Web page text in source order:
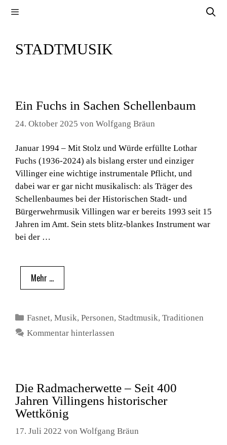
STADTMUSIK
Ein Fuchs in Sachen Schellenbaum
24. Oktober 2025 von Wolfgang Bräun
Januar 1994 – Mit Stolz und Würde erfüllte Lothar
Fuchs (1936-2024) als bislang erster und einziger
Villinger eine wichtige instrumentale Pflicht, und
dabei war er gar nicht musikalisch: als Träger des
Schellenbaumes bei der Historischen Stadt- und
Bürgerwehrmusik Villingen war er bereits 1993 seit 15
Jahren im Amt. Sein stets blitz-blankes Instrument war
bei der …
Mehr …
Kategorien
Fasnet,Musik,Personen, Stadtmusik,Traditionen
Kommentar hinterlassen
Die Radmacherwette – Seit 400
Jahren Villingens historischer
Wettkönig
17. Juli 2022 von Wolfgang Bräun